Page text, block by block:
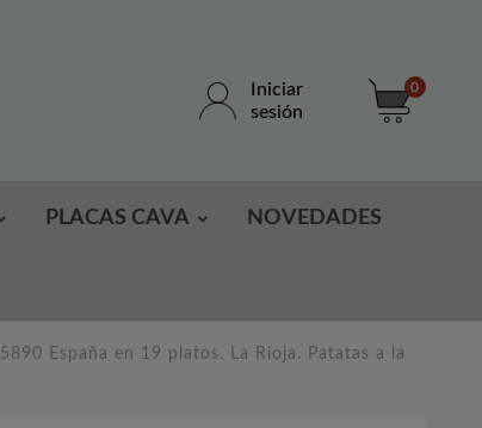
Iniciar
sesión
0
PLACAS CAVA NOVEDADES
5890 España en 19 platos. La Rioja. Patatas a la